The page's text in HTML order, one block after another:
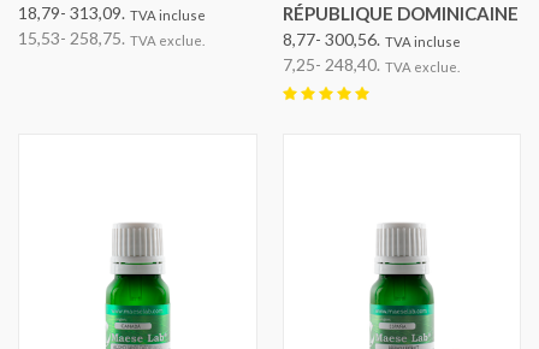
18,79- 313,09. TVA incluse
15,53- 258,75. TVA exclue.
RÉPUBLIQUE DOMINICAINE
8,77- 300,56. TVA incluse
7,25- 248,40. TVA exclue.